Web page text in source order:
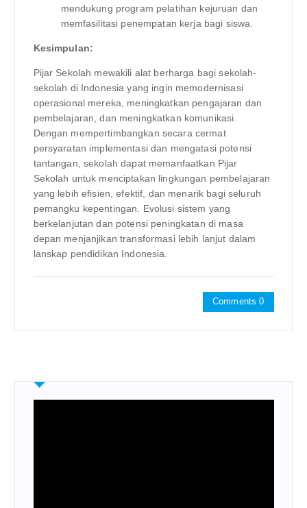
mendukung program pelatihan kejuruan dan
memfasilitasi penempatan kerja bagi siswa.
Kesimpulan:
Pijar Sekolah mewakili alat berharga bagi sekolah-
sekolah di Indonesia yang ingin memodernisasi
operasional mereka, meningkatkan pengajaran dan
pembelajaran, dan meningkatkan komunikasi.
Dengan mempertimbangkan secara cermat
persyaratan implementasi dan mengatasi potensi
tantangan, sekolah dapat memanfaatkan Pijar
Sekolah untuk menciptakan lingkungan pembelajaran
yang lebih efisien, efektif, dan menarik bagi seluruh
pemangku kepentingan. Evolusi sistem yang
berkelanjutan dan potensi peningkatan di masa
depan menjanjikan transformasi lebih lanjut dalam
lanskap pendidikan Indonesia.
Comments 0